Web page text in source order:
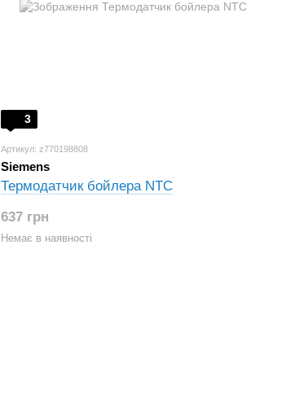
3
Артикул: z770198808
Siemens
Термодатчик бойлера NTC
637 грн
Немає в наявності